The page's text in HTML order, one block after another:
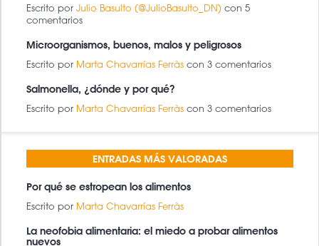
Escrito por Julio Basulto (@JulioBasulto_DN) con 5
comentarios
Microorganismos, buenos, malos y peligrosos
Escrito por Marta Chavarrías Ferràs con 3 comentarios
Salmonella, ¿dónde y por qué?
Escrito por Marta Chavarrías Ferràs con 3 comentarios
ENTRADAS MÁS VALORADAS
Por qué se estropean los alimentos
Escrito por Marta Chavarrías Ferràs
La neofobia alimentaria: el miedo a probar alimentos
nuevos